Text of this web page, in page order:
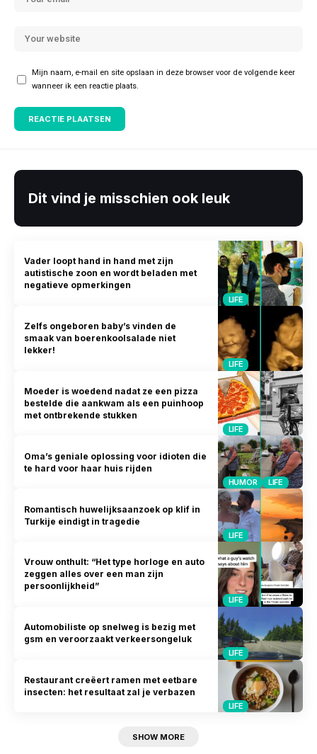
Mijn naam, e-mail en site opslaan in deze browser voor de volgende keer
wanneer ik een reactie plaats.
Dit vind je misschien ook leuk
LIFE
Vader loopt hand in hand met zijn
autistische zoon en wordt beladen met
negatieve opmerkingen
LIFE
Zelfs ongeboren baby’s vinden de
smaak van boerenkoolsalade niet
lekker!
LIFE
Moeder is woedend nadat ze een pizza
bestelde die aankwam als een puinhoop
met ontbrekende stukken
HUMOR LIFE
Oma’s geniale oplossing voor idioten die
te hard voor haar huis rijden
LIFE
Romantisch huwelijksaanzoek op klif in
Turkije eindigt in tragedie
LIFE
Vrouw onthult: “Het type horloge en auto
zeggen alles over een man zijn
persoonlijkheid”
LIFE
Automobiliste op snelweg is bezig met
gsm en veroorzaakt verkeersongeluk
LIFE
Restaurant creëert ramen met eetbare
insecten: het resultaat zal je verbazen
SHOW MORE